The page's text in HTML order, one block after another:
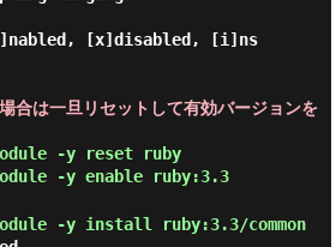
[x]disabled, [i]ns
合は一旦リセットして有効バージョンを
-y reset ruby
-y enable ruby:3.3
-y install ruby:3.3/common